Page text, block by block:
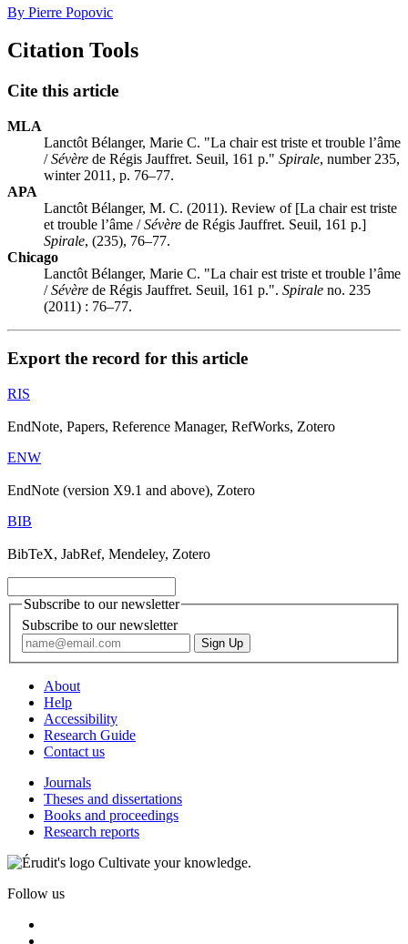
By Pierre Popovic
Citation Tools
Cite this article
MLA
Lanctôt Bélanger, Marie C. "La chair est triste et trouble l’âme
/Sévère de Régis Jauffret. Seuil, 161 p." Spirale, number 235,
winter 2011, p. 76–77.
APA
Lanctôt Bélanger, M. C. (2011). Review of [La chair est triste
et trouble l’âme /Sévère de Régis Jauffret. Seuil, 161 p.]
Spirale, (235), 76–77.
Chicago
Lanctôt Bélanger, Marie C. "La chair est triste et trouble l’âme
/Sévère de Régis Jauffret. Seuil, 161 p.". Spirale no. 235
(2011) : 76–77.
Export the record for this article
RIS
EndNote, Papers, Reference Manager, RefWorks, Zotero
ENW
EndNote (version X9.1 and above), Zotero
BIB
BibTeX, JabRef, Mendeley, Zotero
Subscribe to our newsletter
Subscribe to our newsletter
About
Help
Accessibility
Research Guide
Contact us
Journals
Theses and dissertations
Books and proceedings
Research reports
Cultivate your knowledge.
Follow us